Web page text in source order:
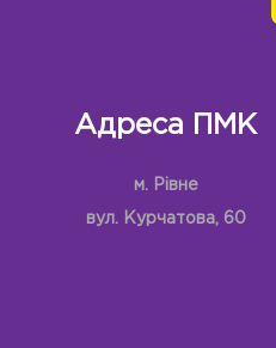
Адреса ПМК
м. Рівне
вул. Курчатова, 60